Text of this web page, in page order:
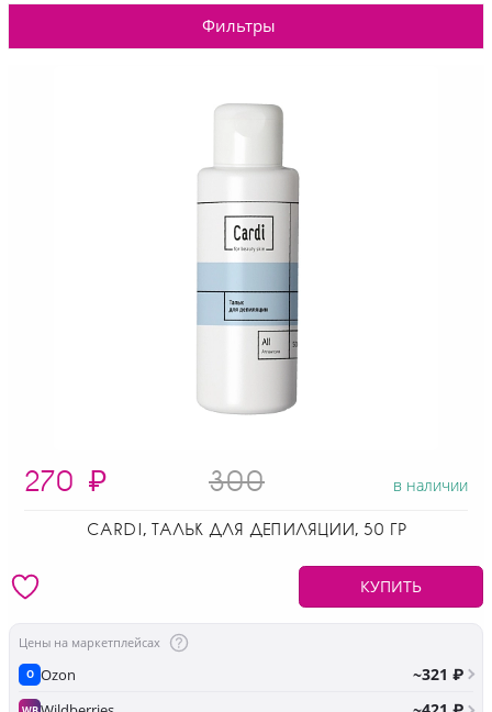
Фильтры
270 ₽ 300 в наличии
CARDI, ТАЛЬК ДЛЯ ДЕПИЛЯЦИИ, 50 ГР
КУПИТЬ
Цены на маркетплейсах
O Ozon ~321 ₽